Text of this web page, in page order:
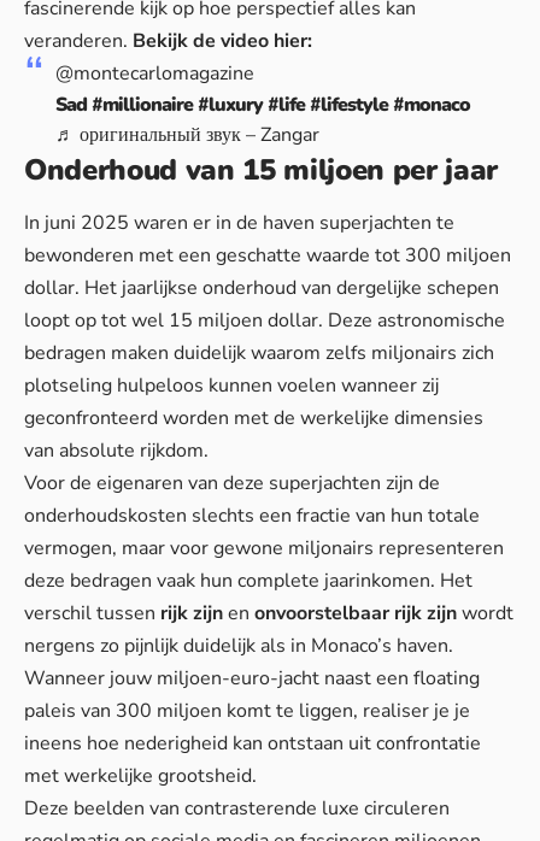
fascinerende kijk op hoe perspectief alles kan
veranderen. Bekijk de video hier:
@montecarlomagazine
Sad#millionaire #luxury #life #lifestyle #monaco
♬ оригинальный звук – Zangar
Onderhoud van 15 miljoen per jaar
In juni 2025 waren er in de haven superjachten te
bewonderen met een geschatte waarde tot 300 miljoen
dollar. Het jaarlijkse onderhoud van dergelijke schepen
loopt op tot wel 15 miljoen dollar. Deze astronomische
bedragen maken duidelijk waarom zelfs miljonairs zich
plotseling hulpeloos kunnen voelen wanneer zij
geconfronteerd worden met de werkelijke dimensies
van absolute rijkdom.
Voor de eigenaren van deze superjachten zijn de
onderhoudskosten slechts een fractie van hun totale
vermogen, maar voor gewone miljonairs representeren
deze bedragen vaak hun complete jaarinkomen. Het
verschil tussen rijk zijnen onvoorstelbaar rijk zijnwordt
nergens zo pijnlijk duidelijk als in Monaco’s haven.
Wanneer jouw miljoen-euro-jacht naast een floating
paleis van 300 miljoen komt te liggen, realiser je je
ineens hoe nederigheid kan ontstaan uit confrontatie
met werkelijke grootsheid.
Deze beelden van contrasterende luxe circuleren